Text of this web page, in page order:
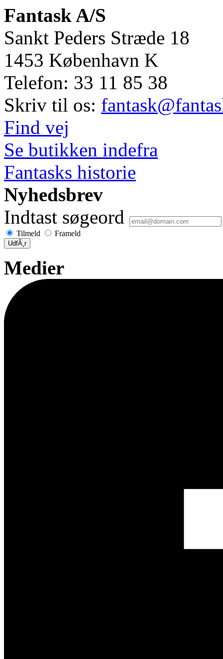
Fantask A/S
Sankt Peders Stræde 18
1453 København K
Telefon: 33 11 85 38
Skriv til os:
Find vej
Se butikken indefra
Fantasks historie
Nyhedsbrev
Indtast søgeord
Tilmeld Frameld
UdfÃ¸r
Medier